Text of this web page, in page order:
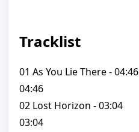
Tracklist
01 As You Lie There - 04:46
04:46
02 Lost Horizon - 03:04
03:04